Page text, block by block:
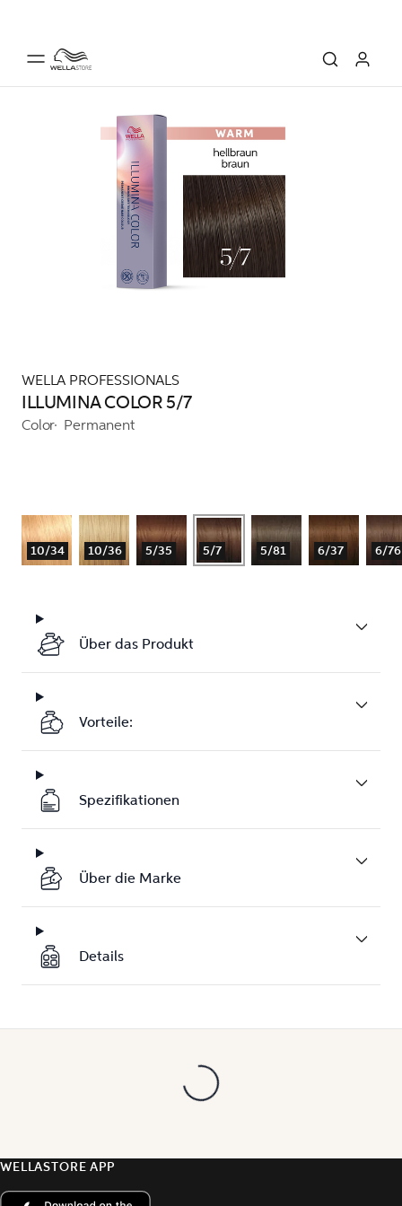
WELLA PROFESSIONALS
ILLUMINA COLOR 5/7
Color Permanent
10/34 10/36 5/35 5/7 5/81 6/37 6/76
Über das Produkt
Vorteile:
Spezifikationen
Über die Marke
Details
WELLASTORE APP